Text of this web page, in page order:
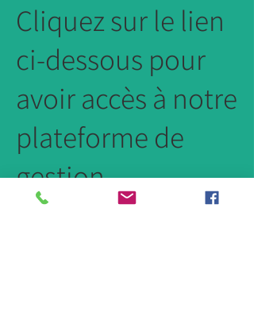
Cliquez sur le lien
ci-dessous pour
avoir accès à notre
plateforme de
gestion